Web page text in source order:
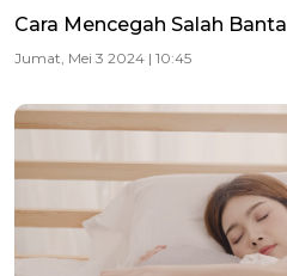
Cara Mencegah Salah Bantal
Jumat, Mei 3 2024 | 10:45